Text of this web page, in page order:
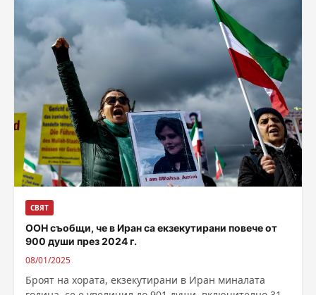
СВЯТ
ООН съобщи, че в Иран са екзекутирани повече от
900 души през 2024 г.
08/01/2025
Броят на хората, екзекутирани в Иран миналата